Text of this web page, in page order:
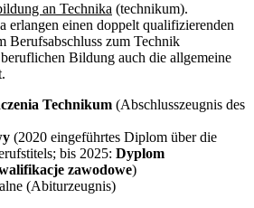
an Technika (technikum).
erlangen einen doppelt qualifizierenden
Berufsabschluss zum Technik
Bildung auch die allgemeine
Technikum (Abschlusszeugnis des
(2020 eingeführtes Diplom über die
bis 2025: Dyplom
zawodowe)
(Abiturzeugnis)